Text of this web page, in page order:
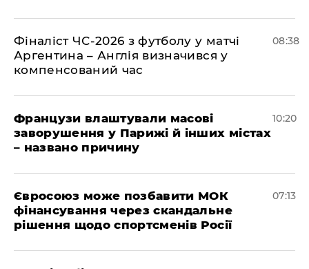
Фіналіст ЧС-2026 з футболу у матчі
Аргентина – Англія визначився у
компенсований час
08:38
Французи влаштували масові
заворушення у Парижі й інших містах
– названо причину
10:20
Євросоюз може позбавити МОК
фінансування через скандальне
рішення щодо спортсменів Росії
07:13